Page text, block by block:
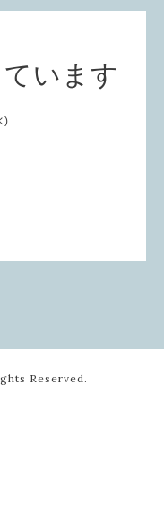
います
)
Reserved.